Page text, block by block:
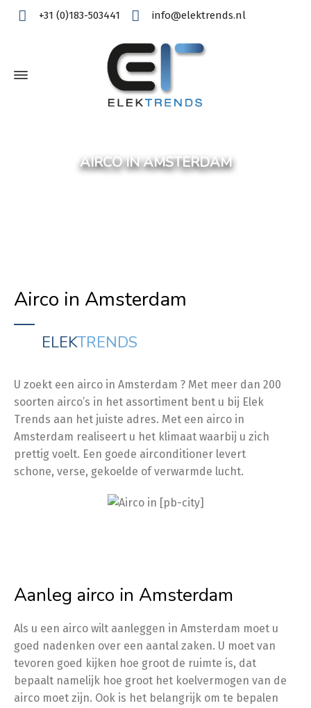
+31 (0)183-503441 info@elektrends.nl
AIRCO IN AMSTERDAM
Airco in Amsterdam
ELEKTRENDS
U zoekt een airco in Amsterdam ? Met meer dan 200
soorten airco’s in het assortiment bent u bij Elek
Trends aan het juiste adres. Met een airco in
Amsterdam realiseert u het klimaat waarbij u zich
prettig voelt. Een goede airconditioner levert
schone, verse, gekoelde of verwarmde lucht.
Aanleg airco in Amsterdam
Als u een airco wilt aanleggen in Amsterdam moet u
goed nadenken over een aantal zaken. U moet van
tevoren goed kijken hoe groot de ruimte is, dat
bepaalt namelijk hoe groot het koelvermogen van de
airco moet zijn. Ook is het belangrijk om te bepalen